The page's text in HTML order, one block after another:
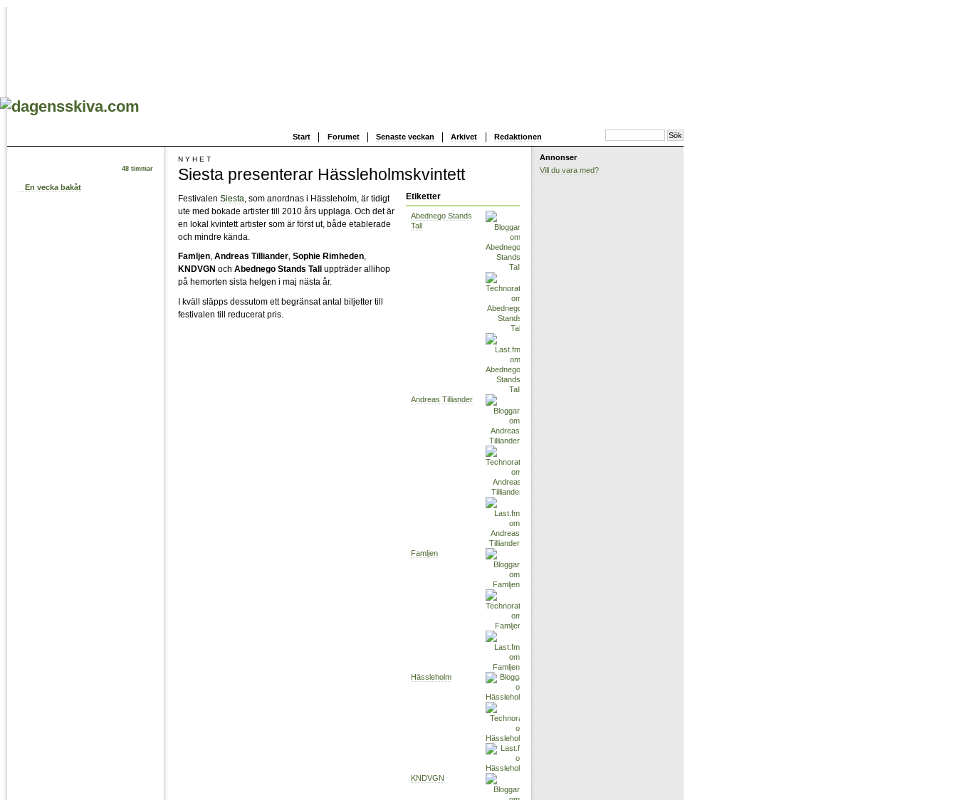
Start Forumet Senaste veckan Arkivet Redaktionen
48 timmar
En vecka bakåt
NYHET
Siesta presenterar Hässleholmskvintett
Etiketter
Abednego Stands
Tall
Andreas Tilliander
Famljen
Hässleholm
KNDVGN
Festivalen Siesta , som anordnas i Hässleholm, är tidigt
ute med bokade artister till 2010 års upplaga. Och det är
en lokal kvintett artister som är först ut, både etablerade
och mindre kända.
Famljen, Andreas Tilliander, Sophie Rimheden,
KNDVGN och Abednego Stands Tall
uppträder allihop
på hemorten sista helgen i maj nästa år.
I kväll släpps dessutom ett begränsat antal biljetter till
festivalen till reducerat pris.
Annonser
Vill du vara med?